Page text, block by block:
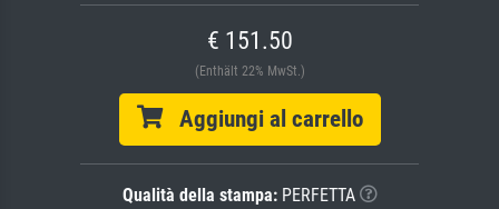
€ 151.50
(Enthält 22% MwSt.)
Aggiungi al carrello
Qualità della stampa:PERFETTA